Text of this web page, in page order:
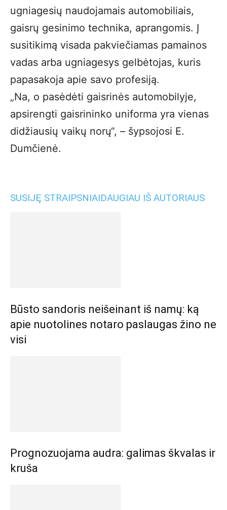
ugniagesių naudojamais automobiliais,
gaisrų gesinimo technika, aprangomis. Į
susitikimą visada pakviečiamas pamainos
vadas arba ugniagesys gelbėtojas, kuris
papasakoja apie savo profesiją.
„Na, o pasėdėti gaisrinės automobilyje,
apsirengti gaisrininko uniforma yra vienas
didžiausių vaikų norų“, – šypsojosi E.
Dumčienė.
SUSIJĘ STRAIPSNIAIDAUGIAU IŠ AUTORIAUS
Būsto sandoris neišeinant iš namų: ką
apie nuotolines notaro paslaugas žino ne
visi
Prognozuojama audra: galimas škvalas ir
kruša